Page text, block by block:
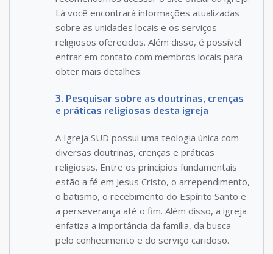
Lá você encontrará informações atualizadas
sobre as unidades locais e os serviços
religiosos oferecidos. Além disso, é possível
entrar em contato com membros locais para
obter mais detalhes.
3. Pesquisar sobre as doutrinas, crenças
e práticas religiosas desta igreja
A Igreja SUD possui uma teologia única com
diversas doutrinas, crenças e práticas
religiosas. Entre os princípios fundamentais
estão a fé em Jesus Cristo, o arrependimento,
o batismo, o recebimento do Espírito Santo e
a perseverança até o fim. Além disso, a igreja
enfatiza a importância da família, da busca
pelo conhecimento e do serviço caridoso.